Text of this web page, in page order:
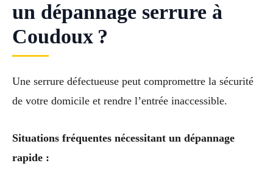
un dépannage serrure à
Coudoux ?
Une serrure défectueuse peut compromettre la sécurité
de votre domicile et rendre l’entrée inaccessible.
Situations fréquentes nécessitant un dépannage
rapide :